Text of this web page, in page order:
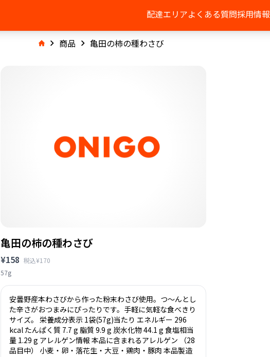
配達エリアよくある質問採用情報
商品 亀田の柿の種わさび
亀田の柿の種わさび
¥158 税込¥170
57g
安曇野産本わさびから作った粉末わさび使用。つ～んとし
た辛さがおつまみにぴったりです。手軽に気軽な食べきり
サイズ。 栄養成分表示 1袋(57g)当たり エネルギー 296
kcal たんぱく質 7.7 g 脂質 9.9 g 炭水化物 44.1 g 食塩相当
量 1.29 g アレルゲン情報 本品に含まれるアレルゲン （28
品目中） 小麦・卵・落花生・大豆・鶏肉・豚肉 本品製造